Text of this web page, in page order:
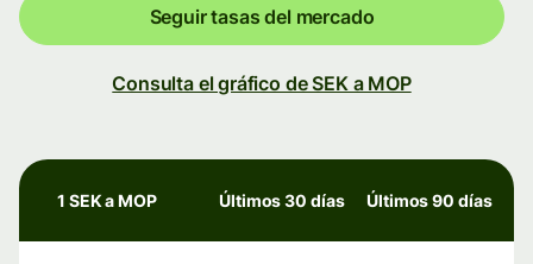
Seguir tasas del mercado
Consulta el gráfico de SEK a MOP
1 SEK a MOP Últimos 30 días Últimos 90 días